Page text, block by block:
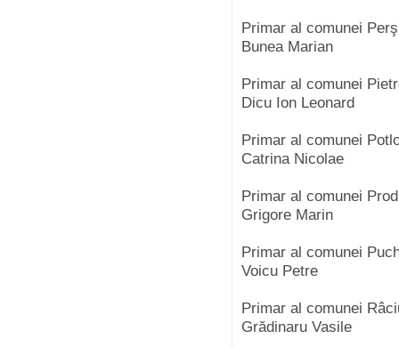
Primar al comunei
Bunea Marian
Primar al comunei
Dicu Ion Leonard
Primar al comunei
Catrina Nicolae
Primar al comunei
Grigore Marin
Primar al comunei
Voicu Petre
Primar al comunei
Grădinaru Vasile